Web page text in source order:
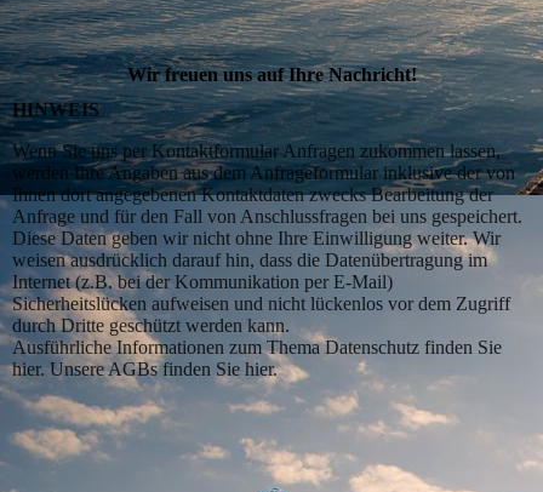
Wir freuen uns auf Ihre Nachricht!
HINWEIS
Wenn Sie uns per Kontaktformular Anfragen zukommen lassen,
werden Ihre Angaben aus dem Anfrageformular inklusive der von
Ihnen dort angegebenen Kontaktdaten zwecks Bearbeitung der
Anfrage und für den Fall von Anschlussfragen bei uns gespeichert.
Diese Daten geben wir nicht ohne Ihre Einwilligung weiter. Wir
weisen ausdrücklich darauf hin, dass die Datenübertragung im
Internet (z.B. bei der Kommunikation per E-Mail)
Sicherheitslücken aufweisen und nicht lückenlos vor dem Zugriff
durch Dritte geschützt werden kann.
Ausführliche Informationen zum Thema Datenschutz finden Sie
hier. Unsere AGBs finden Sie hier.